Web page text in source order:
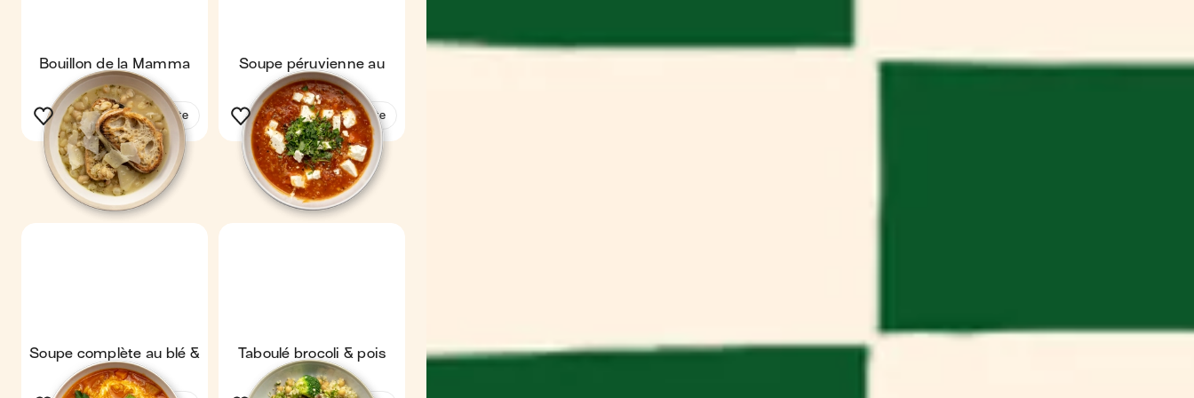
Bouillon de la Mamma
Voir la recette
Soupe péruvienne au
quinoa
Voir la recette
Soupe complète au blé &
carottes
Taboulé brocoli & pois
chiches